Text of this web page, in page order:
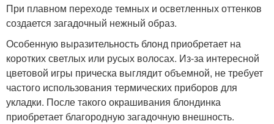
При плавном переходе темных и осветленных оттенков
создается загадочный нежный образ.
Особенную выразительность блонд приобретает на
коротких светлых или русых волосах. Из-за интересной
цветовой игры прическа выглядит объемной, не требует
частого использования термических приборов для
укладки. После такого окрашивания блондинка
приобретает благородную загадочную внешность.